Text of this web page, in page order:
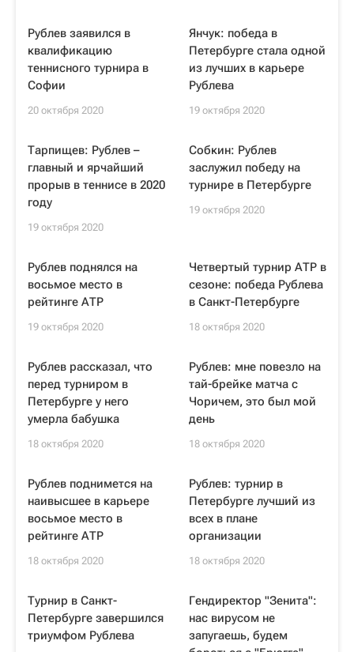
Рублев заявился в
квалификацию
теннисного турнира в
Софии
20 октября 2020
Янчук: победа в
Петербурге стала одной
из лучших в карьере
Рублева
19 октября 2020
Тарпищев: Рублев –
главный и ярчайший
прорыв в теннисе в 2020
году
19 октября 2020
Собкин: Рублев
заслужил победу на
турнире в Петербурге
19 октября 2020
Рублев поднялся на
восьмое место в
рейтинге АТР
19 октября 2020
Четвертый турнир АТР в
сезоне: победа Рублева
в Санкт-Петербурге
18 октября 2020
Рублев рассказал, что
перед турниром в
Петербурге у него
умерла бабушка
18 октября 2020
Рублев: мне повезло на
тай-брейке матча с
Чоричем, это был мой
день
18 октября 2020
Рублев поднимется на
наивысшее в карьере
восьмое место в
рейтинге АТР
18 октября 2020
Рублев: турнир в
Петербурге лучший из
всех в плане
организации
18 октября 2020
Турнир в Санкт-
Петербурге завершился
триумфом Рублева
Гендиректор "Зенита":
нас вирусом не
запугаешь, будем